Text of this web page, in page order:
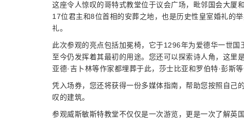
这座令人惊叹的哥特式教堂位于议会广场，毗邻国会大厦
17位君主和8位首相的安葬之地，也是历史性皇室婚礼的
礼。
此次参观的亮点包括加冕椅，它于1296年为爱德华一世国
至今仍发挥着其最初的用途。您还可以探索诗人角，这里
亚德·吉卜林等作家都埋葬于此，莎士比亚和罗伯特·彭斯
凭入场券，您还将获得一份多媒体指南，帮助您按照自己
叹的建筑。
参观威斯敏斯特教堂不仅仅是一次游览，更是一次了解英